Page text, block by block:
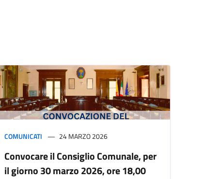
COMUNICATI 24 MARZO 2026
Convocare il Consiglio Comunale, per
il giorno 30 marzo 2026, ore 18,00